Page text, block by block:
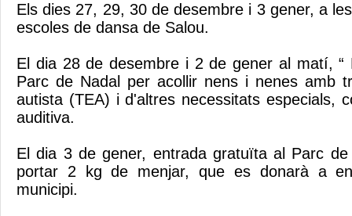
Els dies 27, 29, 30 de desembre i 3 gener, a
escoles de dansa de Salou.
El dia 28 de desembre i 2 de gener al matí, “
Parc de Nadal per acollir nens i nenes amb
autista (TEA) i d'altres necessitats especials,
auditiva.
El dia 3 de gener, entrada gratuïta al Parc
portar 2 kg de menjar, que es donarà a
municipi.